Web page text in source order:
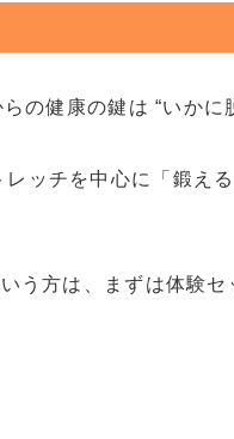
の健康の鍵は “いかに
ッチを中心に「鍛え
う方は、まずは体験